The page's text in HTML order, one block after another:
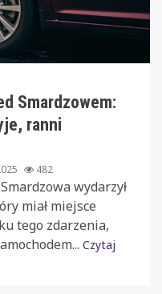
Smardzowem:
ranni
482
wydarzył
miał miejsce
tego zdarzenia,
Czytaj